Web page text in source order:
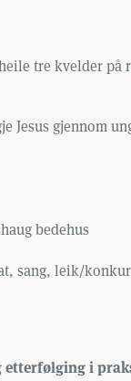
tre kvelder
gjennom
bedehus
sang, leik/
etterfølging i